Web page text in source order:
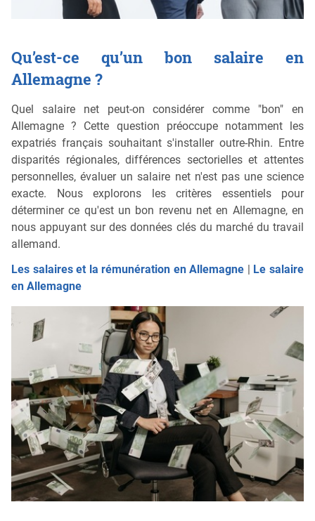
Qu’est-ce qu’un bon salaire en
Allemagne ?
Quel salaire net peut-on considérer comme "bon" en
Allemagne ? Cette question préoccupe notamment les
expatriés français souhaitant s'installer outre-Rhin. Entre
disparités régionales, différences sectorielles et attentes
personnelles, évaluer un salaire net n'est pas une science
exacte. Nous explorons les critères essentiels pour
déterminer ce qu'est un bon revenu net en Allemagne, en
nous appuyant sur des données clés du marché du travail
allemand.
Les salaires et la rémunération en Allemagne | Le salaire
en Allemagne